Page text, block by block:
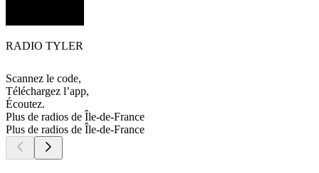
RADIO TYLER
Scannez le code,
Téléchargez l’app,
Écoutez.
Plus de radios de Île-de-France
Plus de radios de Île-de-France